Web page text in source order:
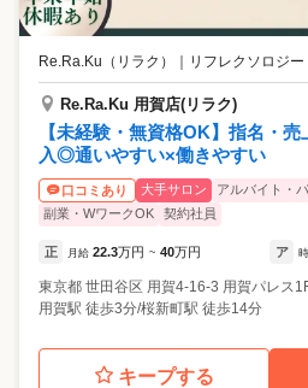
Re.Ra.Ku（リラク） ｜ リフレクソロジー
Re.Ra.Ku 用賀店(リラク)
【未経験・無資格OK】指名・
入◎通いやすい×働きやすい
口コミあり 大手サロン アルバイト・
副業・WワークOK
契約社員
正 月給 22.3万円 ~ 40万円 ア
東京都 世田谷区 用賀4-16-3 用賀パレス
用賀駅 徒歩3分/桜新町駅 徒歩14分
キープする